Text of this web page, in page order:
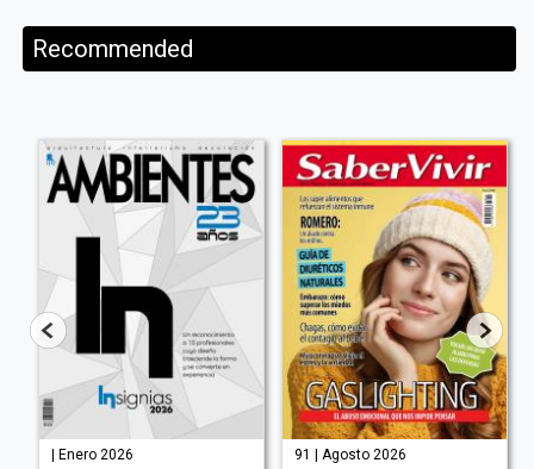
Recommended
| Enero 2026 91 | Agosto 2026